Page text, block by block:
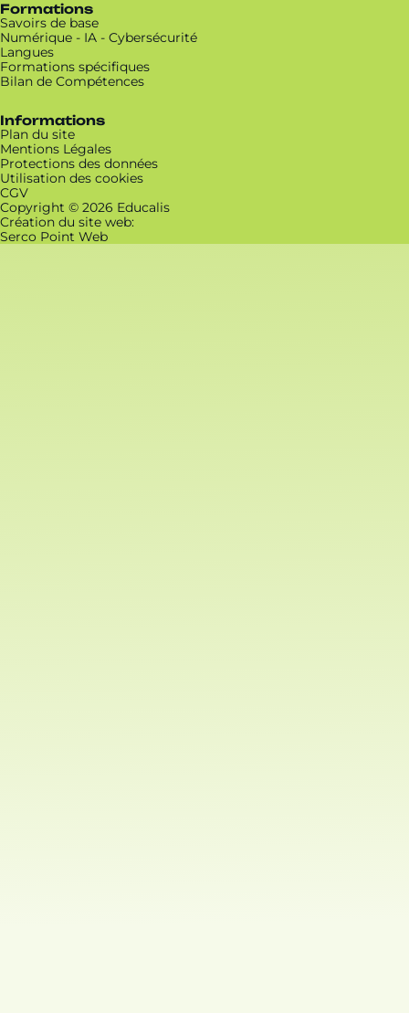
Formations
Savoirs de base
Numérique - IA - Cybersécurité
Langues
Formations spécifiques
Bilan de Compétences
Informations
Plan du site
Mentions Légales
Protections des données
Utilisation des cookies
CGV
Copyright © 2026 Educalis
Création du site web:
Serco Point Web